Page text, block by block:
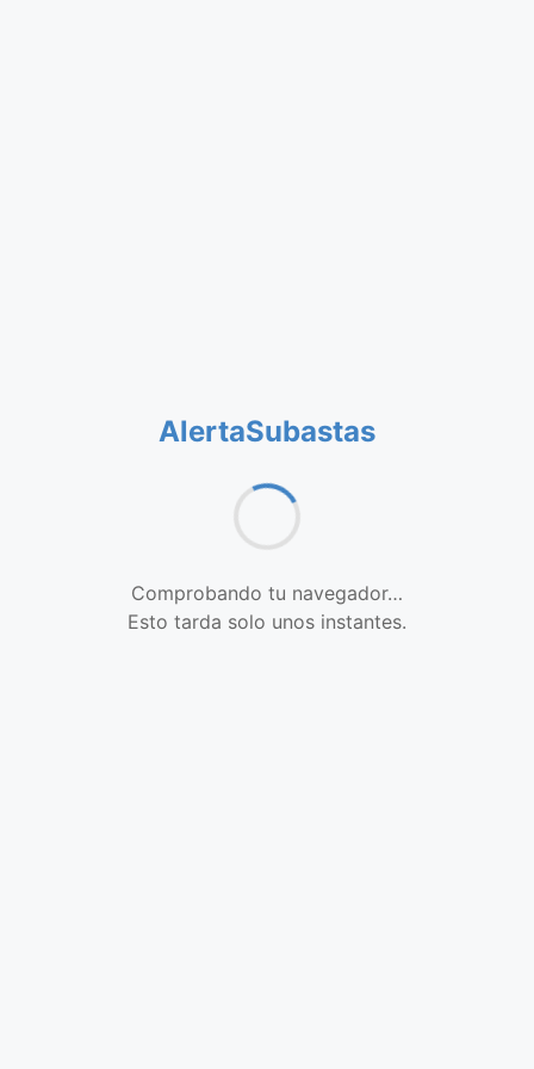
AlertaSubastas
Comprobando tu navegador…
Esto tarda solo unos instantes.